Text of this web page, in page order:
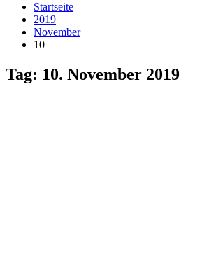
Startseite
2019
November
10
Tag: 10. November 2019